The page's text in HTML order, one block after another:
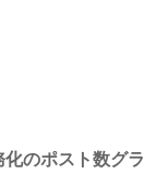
化のポスト数グラ